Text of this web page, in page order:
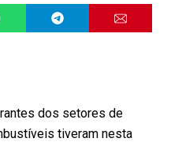
dos setores de
tiveram nesta